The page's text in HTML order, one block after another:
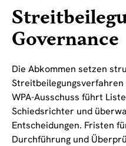
Governance
Die Abkommen setzen
WPA-Ausschuss führt
Schiedsrichter und
Entscheidungen. Fristen
Durchführung und